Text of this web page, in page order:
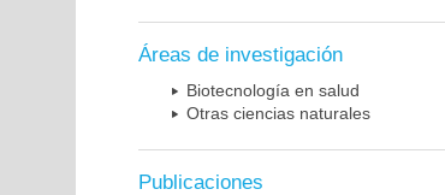
Áreas de investigación
Biotecnología en salud
Otras ciencias naturales
Publicaciones